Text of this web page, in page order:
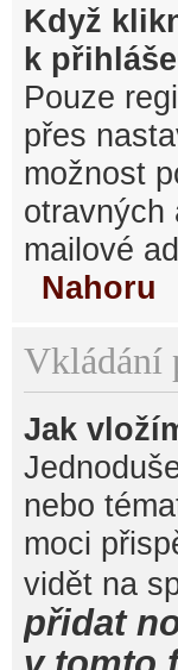
Když
k
Pouze
přes
možnost
otravných
mailové
Nahoru
Vkládání
Jak
nebo
moci
vidět na
přidat